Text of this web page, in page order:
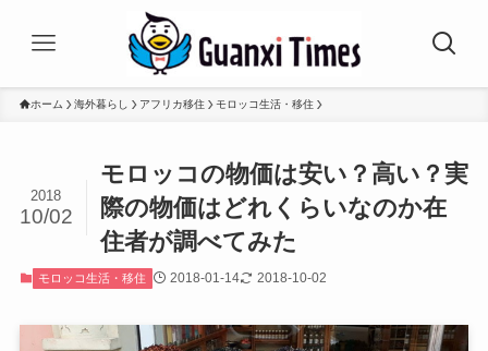
ホーム 海外暮らし アフリカ移住 モロッコ生活・移住
モロッコの物価は安い？高い？実
際の物価はどれくらいなのか在
住者が調べてみた
2018
10/02
モロッコ生活・移住 2018-01-14 2018-10-02